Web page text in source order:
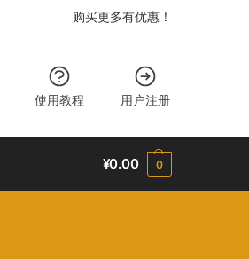
购买更多有优惠！
使用教程 用户注册
¥0.00 0